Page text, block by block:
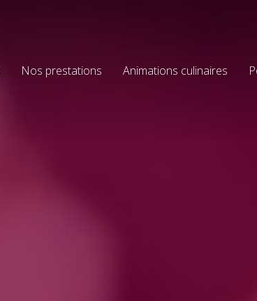
Nos prestations Animations culinaires